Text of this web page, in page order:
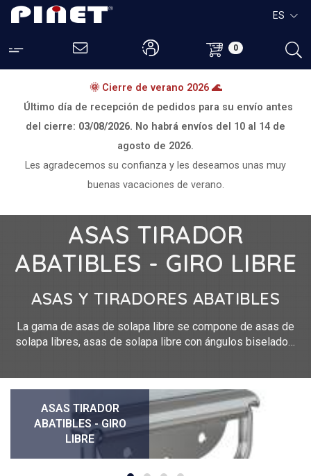
0
ES
🌞 Cierre de verano 2026 🌊
Último día de recepción de pedidos para su envío antes
del cierre: 03/08/2026. No habrá envíos del 10 al 14 de
agosto de 2026.
Les agradecemos su confianza y les deseamos unas muy
buenas vacaciones de verano.
ASAS TIRADOR
ABATIBLES - GIRO LIBRE
ASAS Y TIRADORES ABATIBLES
La gama de asas de solapa libre se compone de asas de
solapa libres, asas de solapa libre con ángulos biselados,
187 mm de largo y entre 45 mm y 80 mm de ancho.
Nuestros mangos de hoja abatible gratuitos están hechos
de acero y acero inoxidable 304. Estas asas pueden
transportar cargas que van desde los 25 kg hasta los 90 kg.
ASAS TIRADOR
ABATIBLES - GIRO
LIBRE